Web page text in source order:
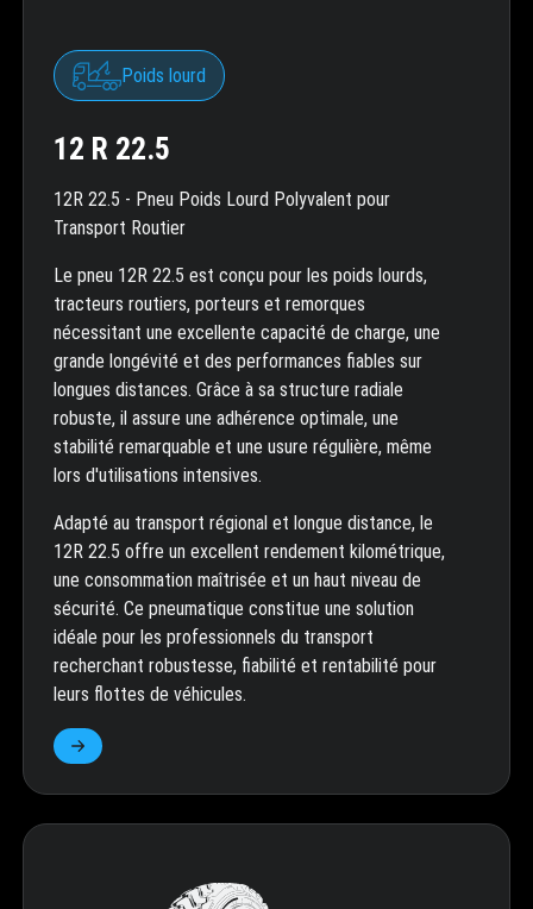
Poids lourd
12 R 22.5
12R 22.5 - Pneu Poids Lourd Polyvalent pour
Transport Routier
Le pneu 12R 22.5 est conçu pour les poids lourds,
tracteurs routiers, porteurs et remorques
nécessitant une excellente capacité de charge, une
grande longévité et des performances fiables sur
longues distances. Grâce à sa structure radiale
robuste, il assure une adhérence optimale, une
stabilité remarquable et une usure régulière, même
lors d'utilisations intensives.
Adapté au transport régional et longue distance, le
12R 22.5 offre un excellent rendement kilométrique,
une consommation maîtrisée et un haut niveau de
sécurité. Ce pneumatique constitue une solution
idéale pour les professionnels du transport
recherchant robustesse, fiabilité et rentabilité pour
leurs flottes de véhicules.